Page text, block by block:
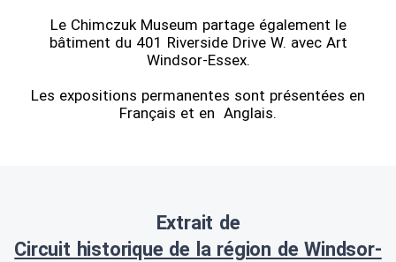
Le Chimczuk Museum partage également le
bâtiment du 401 Riverside Drive W. avec Art
Windsor-Essex.
Les expositions permanentes sont présentées en
Français et en Anglais.
Extrait de
Circuit historique de la région de Windsor-